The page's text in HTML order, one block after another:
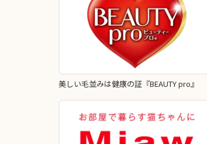
美しい毛並みは健康の証『BEAUTY pro』